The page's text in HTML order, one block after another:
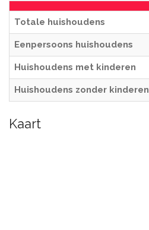
Totale huishoudens
Eenpersoons huishoudens
Huishoudens met kinderen
Huishoudens zonder kinderen
Kaart